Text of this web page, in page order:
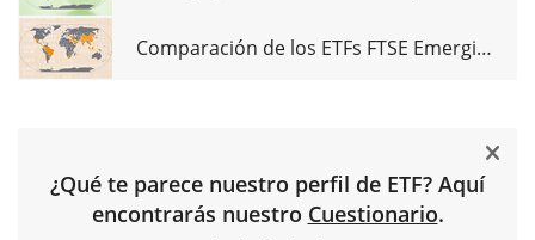
Comparación de los ETFs FTSE Emerging
¿Qué te parece nuestro perfil de ETF? Aquí
encontrarás nuestro Cuestionario.